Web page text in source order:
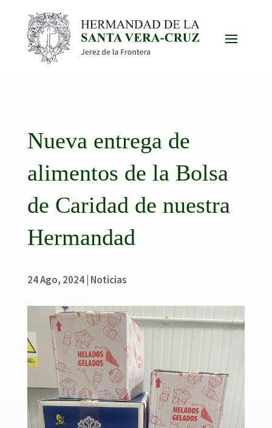
Nueva entrega de
alimentos de la Bolsa
de Caridad de nuestra
Hermandad
24 Ago, 2024| Noticias